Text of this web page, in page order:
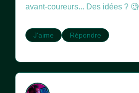
avant-coureurs... Des idées ? 🧐
J'aime Répondre